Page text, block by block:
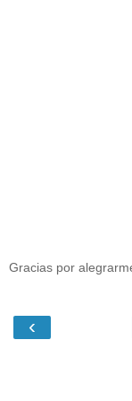
Gracias por
‹